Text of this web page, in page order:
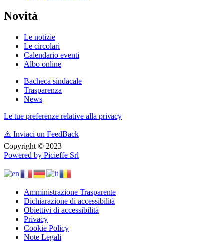
Novità
Le notizie
Le circolari
Calendario eventi
Albo online
Bacheca sindacale
Trasparenza
News
Le tue preferenze relative alla privacy
⚠️ Inviaci un FeedBack
Copyright © 2023
Powered by Picieffe Srl
Amministrazione Trasparente
Dichiarazione di accessibilità
Obiettivi di accessibilità
Privacy
Cookie Policy
Note Legali